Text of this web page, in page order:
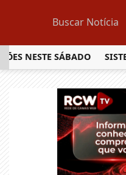
SÁBADO SISTEMA